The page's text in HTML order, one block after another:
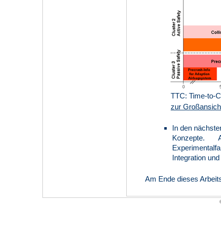
TTC: Time-
zur
In den
Konzepte.
Integration
Am Ende dieses